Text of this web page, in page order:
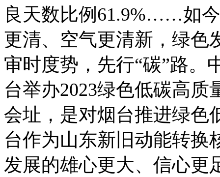
良天数比例61.9%……如
更清、空气更清新，绿色
审时度势，先行“碳”路。
台举办2023绿色低碳高
会址，是对烟台推进绿色
台作为山东新旧动能转换
发展的雄心更大、信心更